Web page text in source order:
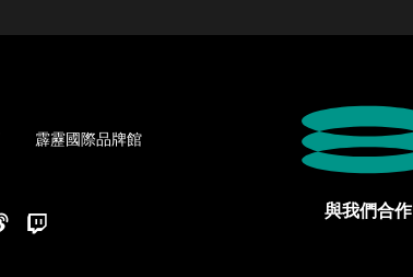
霹靂國際品牌館
新浪微博 與我們合作